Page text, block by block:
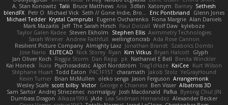
A. Stan Konowitz Talii Bruce Matthews Aria 3dfan Xatonym Barney Sethesh
blendFX Petr O Michael Vick Seth // Gone Indie, Bro... Eric Pontbriand
Glenn Jones
Michael Tedder Krystal Camprubi Eugene Ovcharenko Fiona Margrie Alan Daniels
Mark Mazaitis Jeff The Sarah Hirsch Paul Dolzall Wolf Daw kyleboze
Taylor Galen Kadee Steven Ekholm Stephen Ellis Aximmetry Technologies
Sarah Wiener Andrew Faithfull wellingtoncrab Ada Rose Cannon
Resilient Picture Company Almighty Laxz Jonathan Brandt Szabolcs Dombi
Jose Nario
ELITECAD Nick Storey Ryan Kim Vitkus Bryan Halcott Glyph
Jan Oliver Koch Reggie Storm Dan Repp pk Nathaniel E Bell Benita Winckler
Kai Honeck
Íkara Psychosadistic Algot Nordström Trag1cHaze KaiCee Kurt Wilson
Stéphane Huart Todd Eaton P4C1F15T charamath Jakob Stolz YeGrayHound
Kevin Turner Brian McMullen oleko senga Jason Ferguson Arrangemonk
Wesley Scafe scott bilby Victor George e Chianese Ben Visser Albatross 3D
Sam Sartor Andrej Striezenec normalguy Josh Macdonald Pafka Byeong Chul JIN
Dumbass Dragon Alkaza1996 jAde Lea Seidman Hernandez Alexander Becker